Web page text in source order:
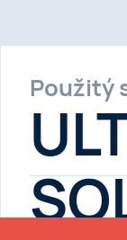
Použitý